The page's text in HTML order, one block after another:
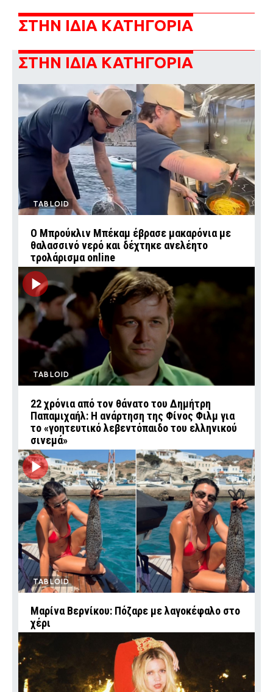
ΣΤΗΝ ΙΔΙΑ ΚΑΤΗΓΟΡΙΑ
ΣΤΗΝ ΙΔΙΑ ΚΑΤΗΓΟΡΙΑ
TABLOID
Ο Μπρούκλιν Μπέκαμ έβρασε μακαρόνια με
θαλασσινό νερό και δέχτηκε ανελέητο
τρολάρισμα online
TABLOID
22 χρόνια από τον θάνατο του Δημήτρη
Παπαμιχαήλ: Η ανάρτηση της Φίνος Φιλμ για
το «γοητευτικό λεβεντόπαιδο του ελληνικού
σινεμά»
TABLOID
Μαρίνα Βερνίκου: Πόζαρε με λαγοκέφαλο στο
χέρι